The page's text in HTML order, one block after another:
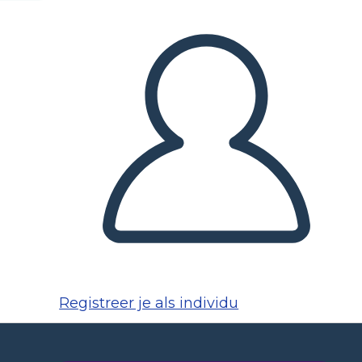
Registreer je als individu